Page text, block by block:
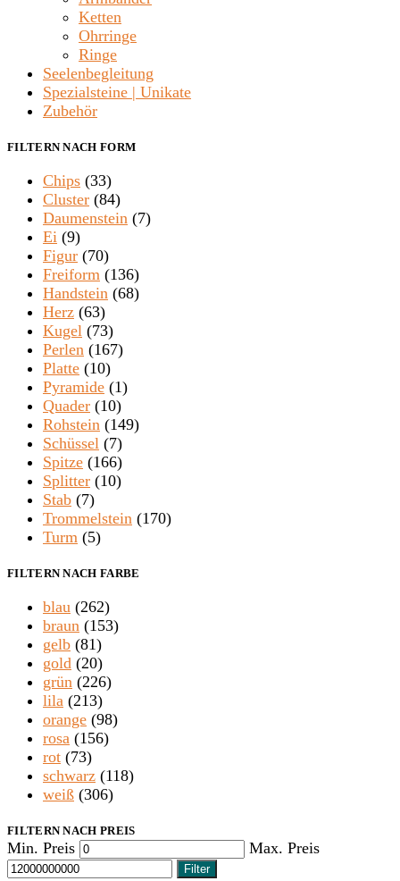
Ketten
Ohrringe
Ringe
Seelenbegleitung
Spezialsteine | Unikate
Zubehör
FILTERN NACH FORM
Chips (33)
Cluster (84)
Daumenstein (7)
Ei (9)
Figur (70)
Freiform (136)
Handstein (68)
Herz (63)
Kugel (73)
Perlen (167)
Platte (10)
Pyramide (1)
Quader (10)
Rohstein (149)
Schüssel (7)
Spitze (166)
Splitter (10)
Stab (7)
Trommelstein (170)
Turm (5)
FILTERN NACH FARBE
blau (262)
braun (153)
gelb (81)
gold (20)
grün (226)
lila (213)
orange (98)
rosa (156)
rot (73)
schwarz (118)
weiß (306)
FILTERN NACH PREIS
Min. Preis Max. Preis
Filter